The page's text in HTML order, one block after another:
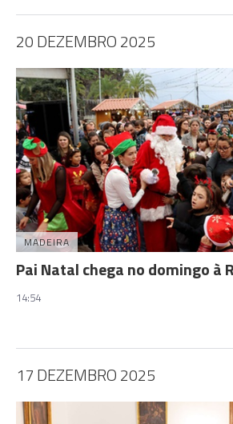
20 DEZEMBRO 2025
MADEIRA
Pai Natal chega no domingo à
14:54
17 DEZEMBRO 2025